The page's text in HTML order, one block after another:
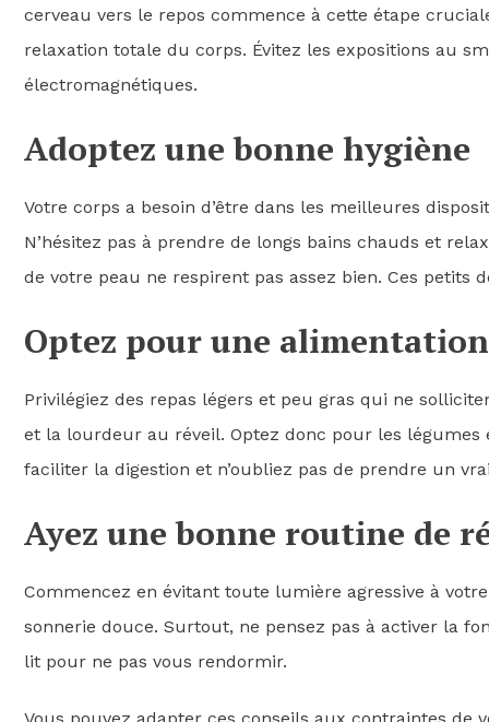
cerveau vers le repos commence à cette étape
relaxation totale du corps. Évitez les expositions au
électromagnétiques.
Adoptez une bonne hygiène
Votre corps a besoin d’être dans les meilleures
N’hésitez pas à prendre de longs bains chauds et
de votre peau ne respirent pas assez bien. Ces petits
Optez pour une
Privilégiez des repas légers et peu gras qui ne
et la lourdeur au réveil. Optez donc pour les
faciliter la digestion et n’oubliez pas de prendre un
Ayez une bonne routine de
Commencez en évitant toute lumière agressive à
sonnerie douce. Surtout, ne pensez pas à activer la
lit pour ne pas vous rendormir.